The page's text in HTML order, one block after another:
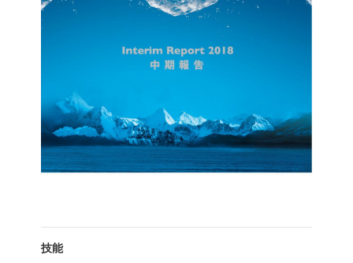
技能